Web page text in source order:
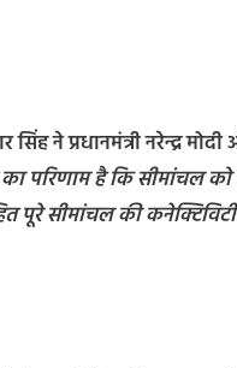
ने प्रधानमंत्री नरेन्द्र
का परिणाम है कि
पूरे सीमांचल की